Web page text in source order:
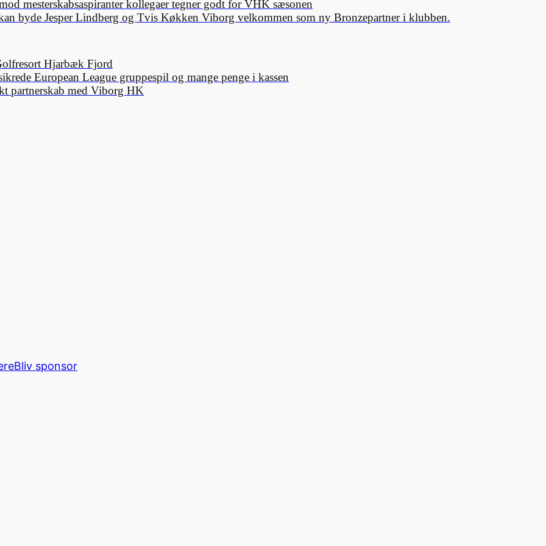
mesterskabsaspiranter kollegaer tegner godt for VHK sæsonen
byde Jesper Lindberg og Tvis Køkken Viborg velkommen som ny Bronzepartner i klubben.
Hjarbæk Fjord
European League gruppespil og mange penge i kassen
partnerskab med Viborg HK
Bliv sponsor